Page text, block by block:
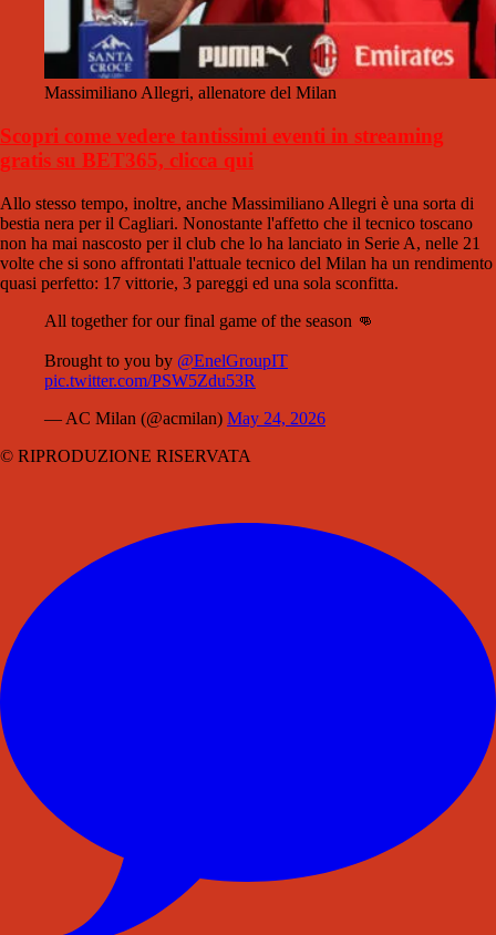
Massimiliano Allegri, allenatore del Milan
Scopri come vedere tantissimi eventi in streaming
gratis su BET365, clicca qui
Allo stesso tempo, inoltre, anche Massimiliano Allegri è una sorta di
bestia nera per il Cagliari. Nonostante l'affetto che il tecnico toscano
non ha mai nascosto per il club che lo ha lanciato in Serie A, nelle 21
volte che si sono affrontati l'attuale tecnico del Milan ha un rendimento
quasi perfetto: 17 vittorie, 3 pareggi ed una sola sconfitta.
All together for our final game of the season 👊
Brought to you by @EnelGroupIT
pic.twitter.com/PSW5Zdu53R
— AC Milan (@acmilan) May 24, 2026
© RIPRODUZIONE RISERVATA